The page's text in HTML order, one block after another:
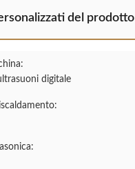
del prodotto
digitale